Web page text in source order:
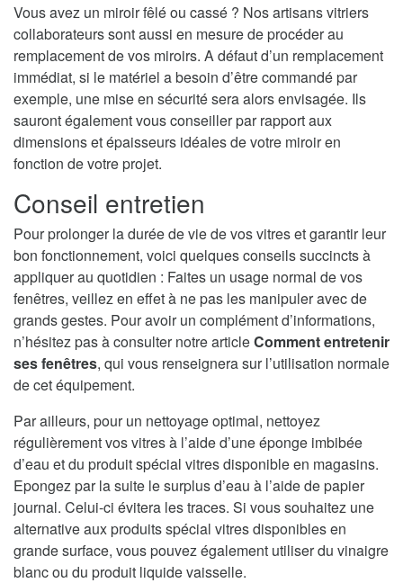
Vous avez un miroir fêlé ou cassé ? Nos artisans vitriers
collaborateurs sont aussi en mesure de procéder au
remplacement de vos miroirs. A défaut d’un remplacement
immédiat, si le matériel a besoin d’être commandé par
exemple, une mise en sécurité sera alors envisagée. Ils
sauront également vous conseiller par rapport aux
dimensions et épaisseurs idéales de votre miroir en
fonction de votre projet.
Conseil entretien
Pour prolonger la durée de vie de vos vitres et garantir leur
bon fonctionnement, voici quelques conseils succincts à
appliquer au quotidien : Faites un usage normal de vos
fenêtres, veillez en effet à ne pas les manipuler avec de
grands gestes. Pour avoir un complément d’informations,
n’hésitez pas à consulter notre articleComment entretenir
ses fenêtres, qui vous renseignera sur l’utilisation normale
de cet équipement.
Par ailleurs, pour un nettoyage optimal, nettoyez
régulièrement vos vitres à l’aide d’une éponge imbibée
d’eau et du produit spécial vitres disponible en magasins.
Epongez par la suite le surplus d’eau à l’aide de papier
journal. Celui-ci évitera les traces. Si vous souhaitez une
alternative aux produits spécial vitres disponibles en
grande surface, vous pouvez également utiliser du vinaigre
blanc ou du produit liquide vaisselle.